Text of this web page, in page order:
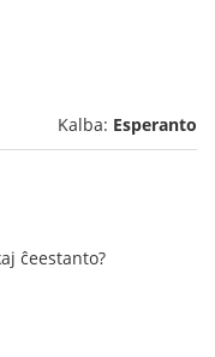
Kalba: Esperanto
ĉeestanto?